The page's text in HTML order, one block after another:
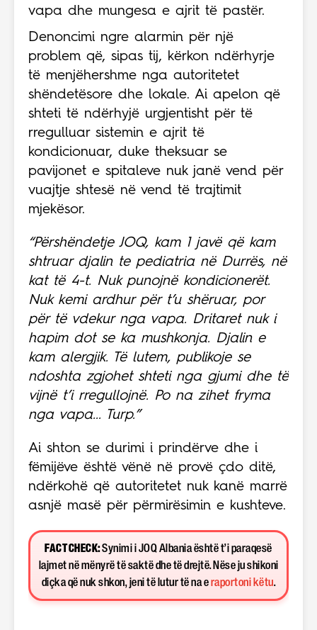
vapa dhe mungesa e ajrit të pastër.
Denoncimi ngre alarmin për një
problem që, sipas tij, kërkon ndërhyrje
të menjëhershme nga autoritetet
shëndetësore dhe lokale. Ai apelon që
shteti të ndërhyjë urgjentisht për të
rregulluar sistemin e ajrit të
kondicionuar, duke theksuar se
pavijonet e spitaleve nuk janë vend për
vuajtje shtesë në vend të trajtimit
mjekësor.
“Përshëndetje JOQ, kam 1 javë që kam
shtruar djalin te pediatria në Durrës, në
kat të 4-t. Nuk punojnë kondicionerët.
Nuk kemi ardhur për t’u shëruar, por
për të vdekur nga vapa. Dritaret nuk i
hapim dot se ka mushkonja. Djalin e
kam alergjik. Të lutem, publikoje se
ndoshta zgjohet shteti nga gjumi dhe të
vijnë t’i rregullojnë. Po na zihet fryma
nga vapa... Turp.”
Ai shton se durimi i prindërve dhe i
fëmijëve është vënë në provë çdo ditë,
ndërkohë që autoritetet nuk kanë marrë
asnjë masë për përmirësimin e kushteve.
FACT CHECK:Synimi i JOQ Albania është t’i paraqesë
lajmet në mënyrë të saktë dhe të drejtë. Nëse ju shikoni
diçka që nuk shkon, jeni të lutur të na e raportoni këtu.